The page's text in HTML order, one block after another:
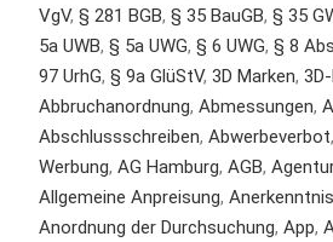
VgV, § 281 BGB, § 35 BauGB, § 35
5a UWB, § 5a UWG, § 6 UWG, § 8
97 UrhG, § 9a GlüStV, 3D Marken,
Abbruchanordnung, Abmessungen,
Abschlussschreiben, Abwerbeverbot,
Werbung, AG Hamburg, AGB,
Allgemeine Anpreisung, Anerkenntnis
Anordnung der Durchsuchung, App,